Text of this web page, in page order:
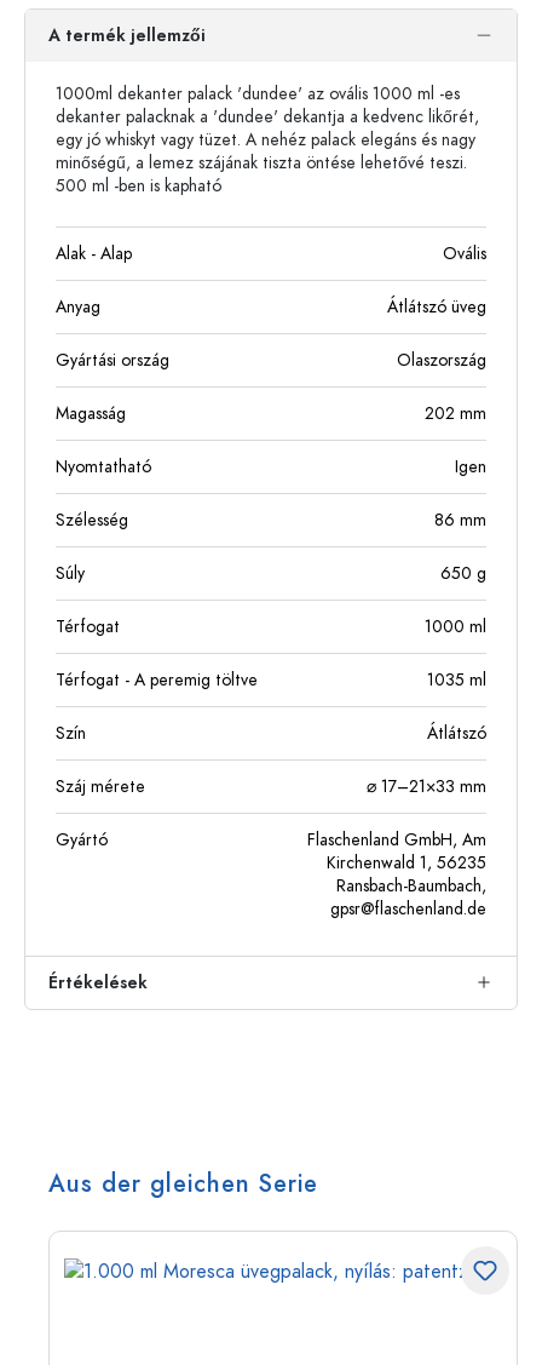
A termék jellemzői
1000ml dekanter palack 'dundee' az ovális 1000 ml -es
dekanter palacknak ​​a 'dundee' dekantja a kedvenc likőrét,
egy jó whiskyt vagy tüzet. A nehéz palack elegáns és nagy
minőségű, a lemez szájának tiszta öntése lehetővé teszi.
500 ml -ben is kapható
Alak - Alap Ovális
Anyag Átlátszó üveg
Gyártási ország Olaszország
Magasság 202 mm
Nyomtatható Igen
Szélesség 86 mm
Súly 650 g
Térfogat 1000 ml
Térfogat - A peremig töltve 1035 ml
Szín Átlátszó
Száj mérete ⌀ 17–21×33 mm
Gyártó
Flaschenland GmbH, Am
Kirchenwald 1, 56235
Ransbach-Baumbach,
gpsr@flaschenland.de
Értékelések
Aus der gleichen Serie